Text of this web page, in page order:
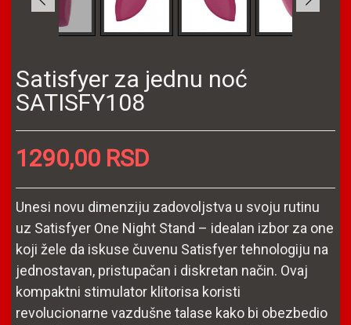
Satisfyer za jednu noć
SATISFY108
1290,00 RSD
Unesi novu dimenziju zadovoljstva u svoju rutinu
uz Satisfyer One Night Stand – idealan izbor za one
koji žele da iskuse čuvenu Satisfyer tehnologiju na
jednostavan, pristupačan i diskretan način. Ovaj
kompaktni stimulator klitorisa koristi
revolucionarne vazdušne talase kako bi obezbedio